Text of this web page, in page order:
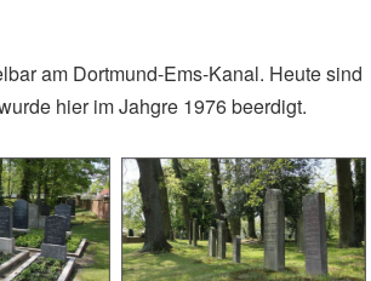
am Dortmund-Ems-Kanal. Heute sind
hier im Jahgre 1976 beerdigt.